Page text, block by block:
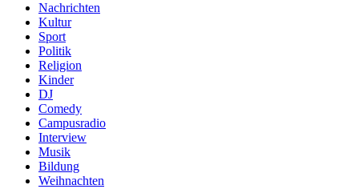
Nachrichten
Kultur
Sport
Politik
Religion
Kinder
DJ
Comedy
Campusradio
Interview
Musik
Bildung
Weihnachten